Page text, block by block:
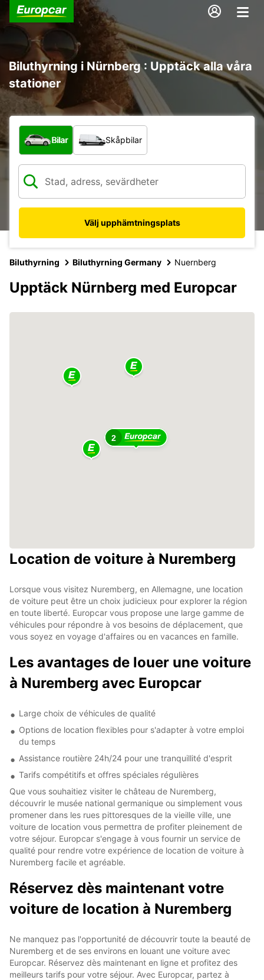
Biluthyrning i Nürnberg : Upptäck alla våra
stationer
Vilken typ av fordon?
Bilar Skåpbilar
Välj upphämtningsplats
Biluthyrning Biluthyrning Germany Nuernberg
Upptäck Nürnberg med Europcar
2
Location de voiture à Nuremberg
Lorsque vous visitez Nuremberg, en Allemagne, une location
de voiture peut être un choix judicieux pour explorer la région
en toute liberté. Europcar vous propose une large gamme de
véhicules pour répondre à vos besoins de déplacement, que
vous soyez en voyage d'affaires ou en vacances en famille.
Les avantages de louer une voiture
à Nuremberg avec Europcar
Large choix de véhicules de qualité
Options de location flexibles pour s'adapter à votre emploi
du temps
Assistance routière 24h/24 pour une tranquillité d'esprit
Tarifs compétitifs et offres spéciales régulières
Que vous souhaitiez visiter le château de Nuremberg,
découvrir le musée national germanique ou simplement vous
promener dans les rues pittoresques de la vieille ville, une
voiture de location vous permettra de profiter pleinement de
votre séjour. Europcar s'engage à vous fournir un service de
qualité pour rendre votre expérience de location de voiture à
Nuremberg facile et agréable.
Réservez dès maintenant votre
voiture de location à Nuremberg
Ne manquez pas l'opportunité de découvrir toute la beauté de
Nuremberg et de ses environs en louant une voiture avec
Europcar. Réservez dès maintenant en ligne et profitez des
meilleurs tarifs pour votre séjour. Avec Europcar, partez à